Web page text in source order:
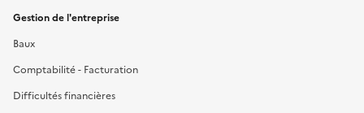
Gestion de l'entreprise
Baux
Comptabilité - Facturation
Difficultés financières